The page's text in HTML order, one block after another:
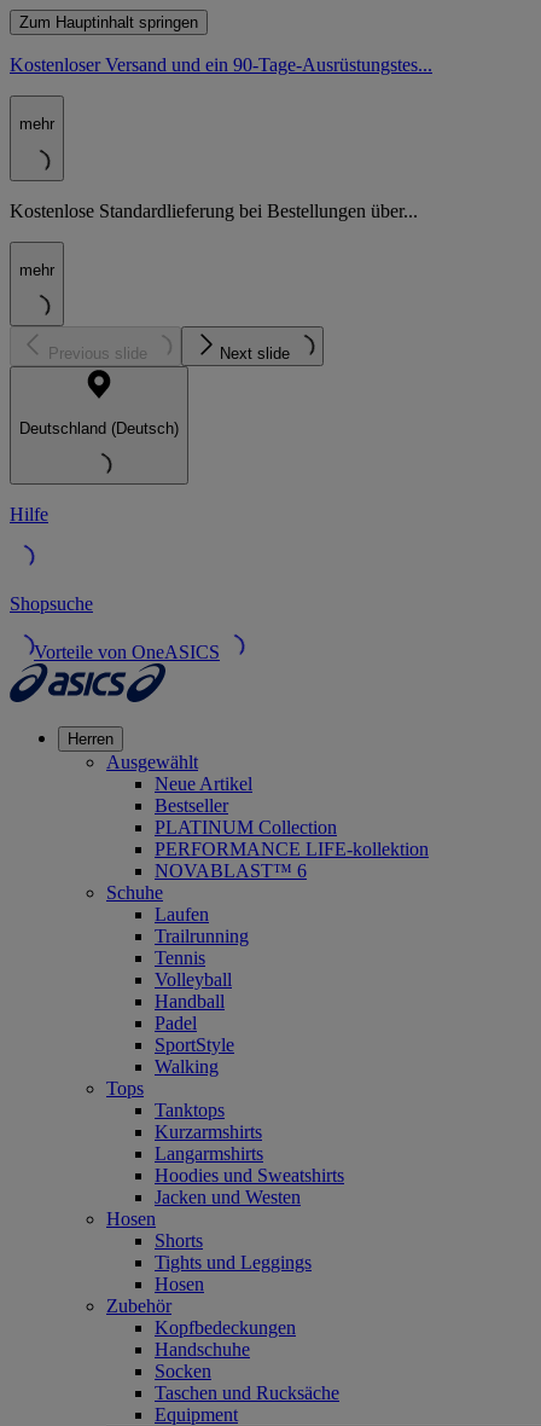
Zum Hauptinhalt springen
Kostenloser Versand und ein 90-Tage-Ausrüstungstes...
mehr
Kostenlose Standardlieferung bei Bestellungen über...
mehr
Previous slide Next slide
Deutschland (Deutsch)
Hilfe
Shopsuche
Vorteile von OneASICS
Herren
Ausgewählt
Neue Artikel
Bestseller
PLATINUM Collection
PERFORMANCE LIFE-kollektion
NOVABLAST™ 6
Schuhe
Laufen
Trailrunning
Tennis
Volleyball
Handball
Padel
SportStyle
Walking
Tops
Tanktops
Kurzarmshirts
Langarmshirts
Hoodies und Sweatshirts
Jacken und Westen
Hosen
Shorts
Tights und Leggings
Hosen
Zubehör
Kopfbedeckungen
Handschuhe
Socken
Taschen und Rucksäche
Equipment